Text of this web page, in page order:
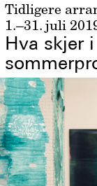
Tidligere
1.–31. juli
Hva skjer